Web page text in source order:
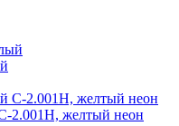
2.001Н, желтый неон